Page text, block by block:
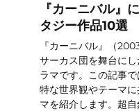
『カーニバル』
タジー作品10選
『カーニバル』（
サーカス団を舞台に
ラマです。この記事
特な世界観やテーマ
マを紹介します。超